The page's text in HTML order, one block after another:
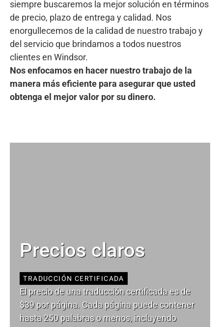
siempre buscaremos la mejor solución en términos
de precio, plazo de entrega y calidad. Nos
enorgullecemos de la calidad de nuestro trabajo y
del servicio que brindamos a todos nuestros
clientes en Windsor.
Nos enfocamos en hacer nuestro trabajo de la
manera más eficiente para asegurar que usted
obtenga el mejor valor por su dinero.
Precios claros
TRADUCCIÓN CERTIFICADA
El precio de una traducción certificada es de
$39 por página. Cada página puede contener
hasta 250 palabras o menos, incluyendo